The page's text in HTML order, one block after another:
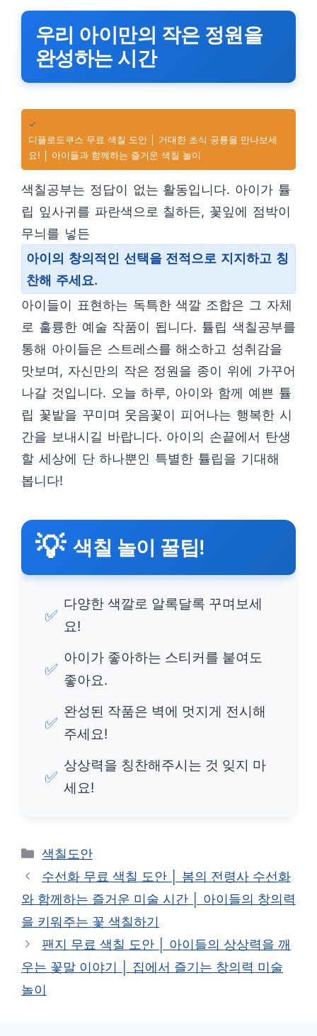
우리 아이만의 작은 정원을
완성하는 시간
✓
디플로도쿠스 무료 색칠 도안 │ 거대한 초식 공룡을 만나보세
요! │ 아이들과 함께하는 즐거운 색칠 놀이
색칠공부는 정답이 없는 활동입니다. 아이가 튤
립 잎사귀를 파란색으로 칠하든, 꽃잎에 점박이
무늬를 넣든
아이의 창의적인 선택을 전적으로 지지하고 칭
찬해 주세요.
아이들이 표현하는 독특한 색깔 조합은 그 자체
로 훌륭한 예술 작품이 됩니다. 튤립 색칠공부를
통해 아이들은 스트레스를 해소하고 성취감을
맛보며, 자신만의 작은 정원을 종이 위에 가꾸어
나갈 것입니다. 오늘 하루, 아이와 함께 예쁜 튤
립 꽃밭을 꾸미며 웃음꽃이 피어나는 행복한 시
간을 보내시길 바랍니다. 아이의 손끝에서 탄생
할 세상에 단 하나뿐인 특별한 튤립을 기대해
봅니다!
💡 색칠 놀이 꿀팁!
✅
다양한 색깔로 알록달록 꾸며보세
요!
✅
아이가 좋아하는 스티커를 붙여도
좋아요.
✅
완성된 작품은 벽에 멋지게 전시해
주세요!
✅
상상력을 칭찬해주시는 것 잊지 마
세요!
카
테
리
색칠도안
수선화 무료 색칠 도안 │ 봄의 전령사 수선화
와 함께하는 즐거운 미술 시간 │ 아이들의 창의력
을 키워주는 꽃 색칠하기
팬지 무료 색칠 도안 │ 아이들의 상상력을 깨
우는 꽃말 이야기 │ 집에서 즐기는 창의력 미술
놀이